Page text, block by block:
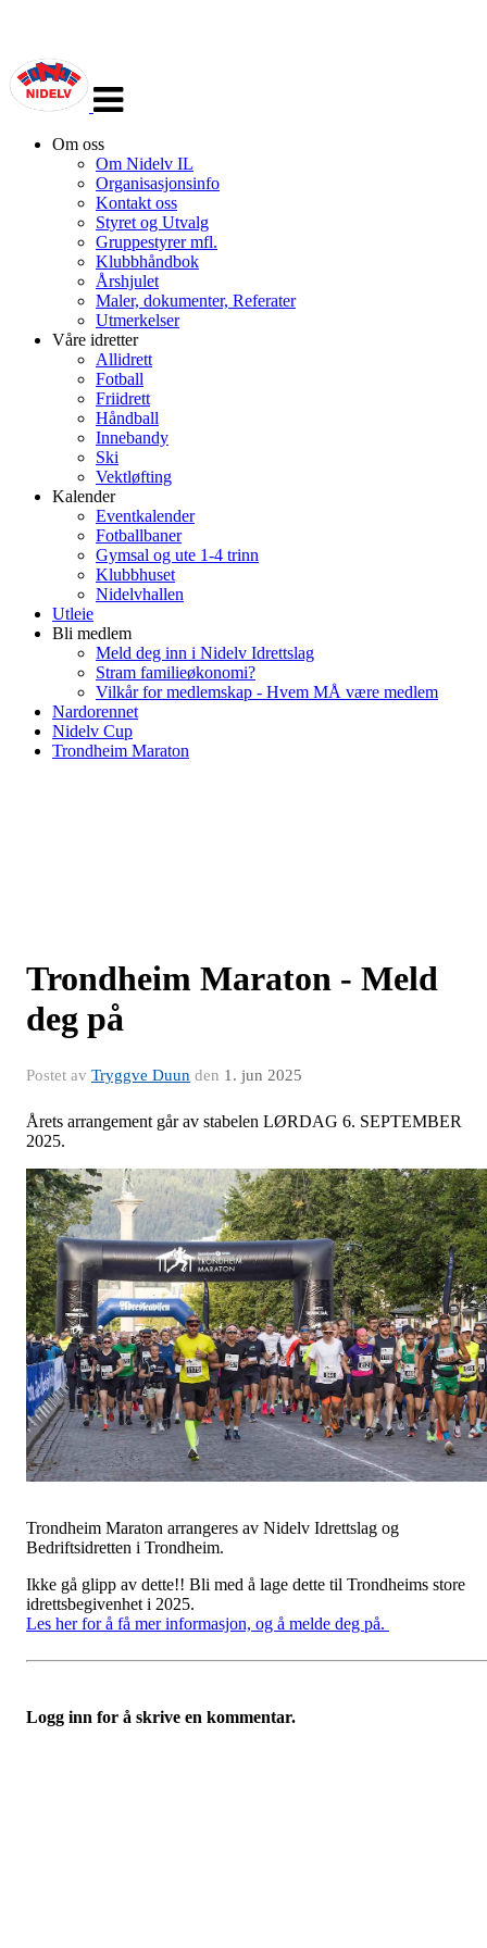
navigasjon
Om oss
Om Nidelv IL
Organisasjonsinfo
Kontakt oss
Styret og Utvalg
Gruppestyrer mfl.
Klubbhåndbok
Årshjulet
Maler, dokumenter, Referater
Utmerkelser
Våre idretter
Allidrett
Fotball
Friidrett
Håndball
Innebandy
Ski
Vektløfting
Kalender
Eventkalender
Fotballbaner
Gymsal og ute 1-4 trinn
Klubbhuset
Nidelvhallen
Utleie
Bli medlem
Meld deg inn i Nidelv Idrettslag
Stram familieøkonomi?
Vilkår for medlemskap - Hvem MÅ være medlem
Nardorennet
Nidelv Cup
Trondheim Maraton
Trondheim Maraton - Meld
deg på
Postet av Tryggve Duun den 1. jun 2025
Årets arrangement går av stabelen LØRDAG 6. SEPTEMBER
2025.
Trondheim Maraton arrangeres av Nidelv Idrettslag og
Bedriftsidretten i Trondheim.
Ikke gå glipp av dette!! Bli med å lage dette til Trondheims store
idrettsbegivenhet i 2025.
Les her for å få mer informasjon, og å melde deg på.
Logg inn for å skrive en kommentar.